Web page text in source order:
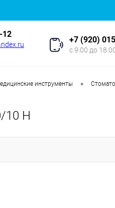
12
+7 (920)
с 9:00 до
инструменты •
10 H